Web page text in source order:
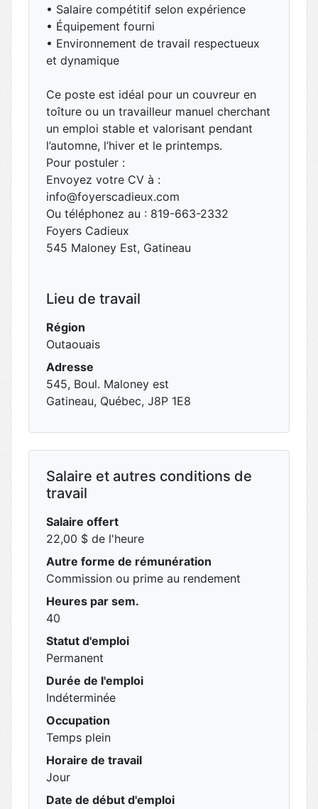
• Salaire compétitif selon expérience
• Équipement fourni
• Environnement de travail respectueux
et dynamique
Ce poste est idéal pour un couvreur en
toîture ou un travailleur manuel cherchant
un emploi stable et valorisant pendant
l’automne, l’hiver et le printemps.
Pour postuler :
Envoyez votre CV à :
info@foyerscadieux.com
Ou téléphonez au : 819-663-2332
Foyers Cadieux
545 Maloney Est, Gatineau
Lieu de travail
Région
Outaouais
Adresse
545, Boul. Maloney est
Gatineau, Québec, J8P 1E8
Salaire et autres conditions de
travail
Salaire offert
22,00 $ de l'heure
Autre forme de rémunération
Commission ou prime au rendement
Heures par sem.
40
Statut d'emploi
Permanent
Durée de l'emploi
Indéterminée
Occupation
Temps plein
Horaire de travail
Jour
Date de début d'emploi